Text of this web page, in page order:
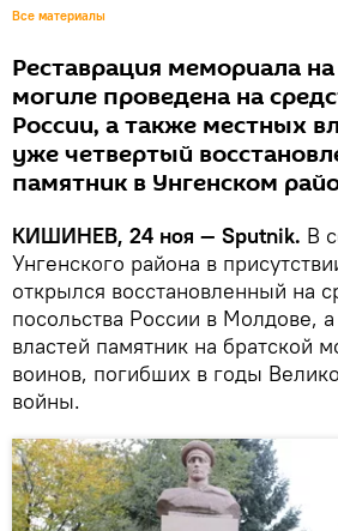
Все материалы
Реставрация мемориала
могиле проведена на
России, а также местных
уже четвертый
памятник в Унгенском
КИШИНЕВ, 24 ноя — Sputnik. В
Унгенского района в
открылся восстановленный на
посольства России в Молдове,
властей памятник на братской
воинов, погибших в годы
войны.